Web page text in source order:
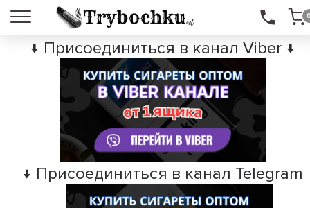
↓ Присоединиться в канал Viber ↓
↓ Присоединиться в канал Telegram